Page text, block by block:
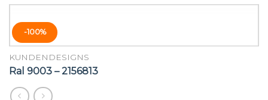
-100%
KUNDENDESIGNS
Ral 9003 – 2156813